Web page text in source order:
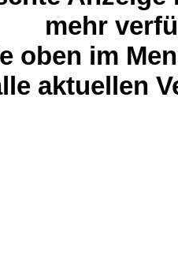
mehr
oben im
aktuellen